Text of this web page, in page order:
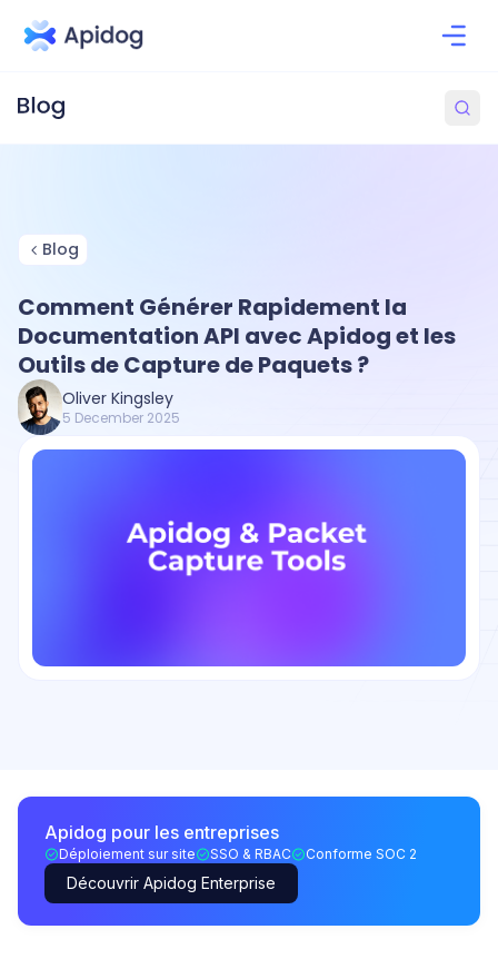
Blog
Comment Générer Rapidement la
Documentation API avec Apidog et les
Outils de Capture de Paquets ?
Oliver Kingsley
5 December 2025
Apidog pour les entreprises
Déploiement sur site SSO & RBAC Conforme SOC 2
Découvrir Apidog Enterprise